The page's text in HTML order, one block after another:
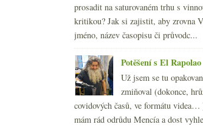
prosadit na saturovaném trhu s
kritikou? Jak si zajistit, aby zrovna
jméno, název časopisu či průvodc...
Potěšení s El Rapolao
Už jsem se tu
zmiňoval (dokonce,
covidových časů, ve formátu videa…
mám rád odrůdu Mencía a dost